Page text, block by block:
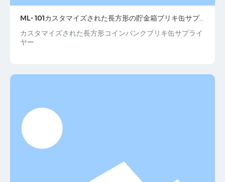
ML- 101カスタマイズされた長方形の貯金箱ブリキ缶サプ
ライヤー
カスタマイズされた長方形コインバンクブリキ缶サプライ
ヤー